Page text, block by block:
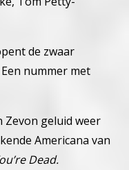
de zwaar
Een nummer met
Zevon geluid weer
Americana van
Dead.